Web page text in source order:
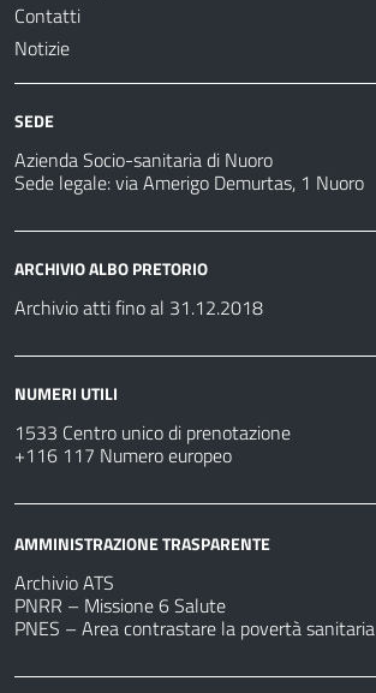
Contatti
Notizie
SEDE
Azienda Socio-sanitaria di Nuoro
Sede legale: via Amerigo Demurtas, 1 Nuoro
ARCHIVIO ALBO PRETORIO
Archivio atti fino al 31.12.2018
NUMERI UTILI
1533 Centro unico di prenotazione
+116 117 Numero europeo
AMMINISTRAZIONE TRASPARENTE
Archivio ATS
PNRR – Missione 6 Salute
PNES – Area contrastare la povertà sanitaria